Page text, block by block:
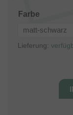
Farbe
matt-schwarz
Lieferung: